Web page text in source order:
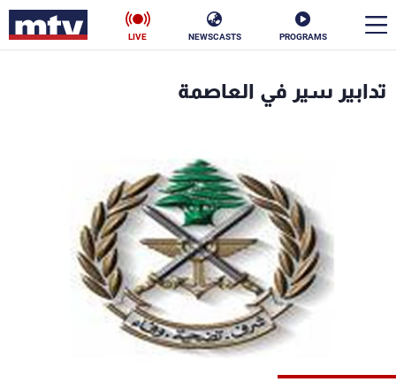
PROGRAMS
NEWSCASTS
LIVE
تدابير سير في العاصمة
ناس
فن
رياضة
كأس العالم